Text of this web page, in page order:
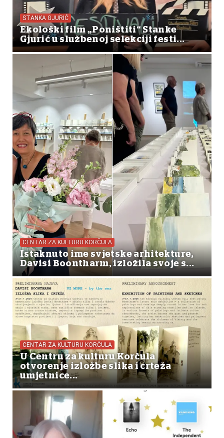
STANKA GJURIĆ
Ekološki film „Poništiti“ Stanke
Gjurić u službenoj selekciji festi...
CENTAR ZA KULTURU KORČULA
Istaknuto ime svjetske arhitekture,
Davisi Boontharm, izložila svoje s...
CENTAR ZA KULTURU KORČULA
U Centru za kulturu Korčula
otvorenje izložbe slika i crteža
umjetnice...